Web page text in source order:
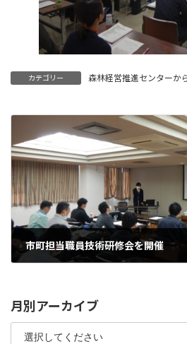
カテゴリー 森林経営推進センターか
市町担当職員技術研修会を開催
月別アーカイブ